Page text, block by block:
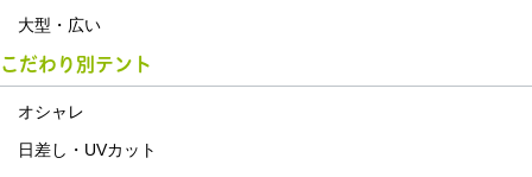
大型・広い
こだわり別テント
オシャレ
日差し・UVカット